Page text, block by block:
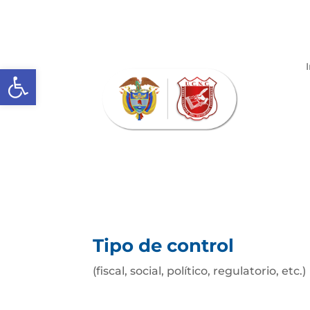
Abrir barra de herramientas
Tipo de control
(fiscal, social, político, regulatorio, etc.)